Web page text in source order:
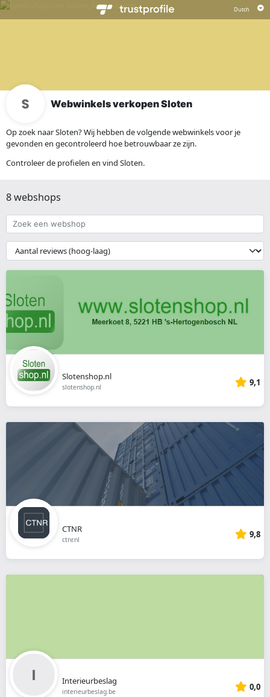
Webwinkels verkopen Sloten
Op zoek naar Sloten? Wij hebben de volgende webwinkels voor je
gevonden en gecontroleerd hoe betrouwbaar ze zijn.
Controleer de profielen en vind Sloten.
8 webshops
Zoek
een
webshop
{{
__('Sort')
}}
Slotenshop.nl
slotenshop.nl 9,1
CTNR
ctnr.nl 9,8
Interieurbeslag
interieurbeslag.be 0,0